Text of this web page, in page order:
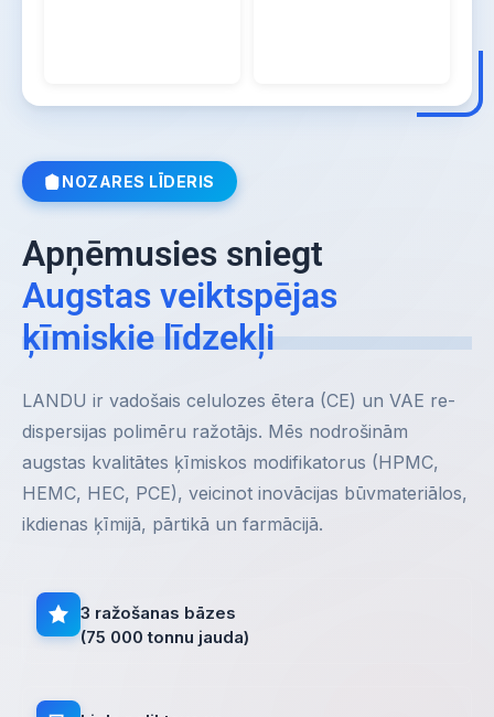
NOZARES LĪDERIS
Apņēmusies sniegt
Augstas veiktspējas
ķīmiskie līdzekļi
LANDU ir vadošais celulozes ētera (CE) un VAE re-
dispersijas polimēru ražotājs. Mēs nodrošinām
augstas kvalitātes ķīmiskos modifikatorus (HPMC,
HEMC, HEC, PCE), veicinot inovācijas būvmateriālos,
ikdienas ķīmijā, pārtikā un farmācijā.
3 ražošanas bāzes
(75 000 tonnu jauda)